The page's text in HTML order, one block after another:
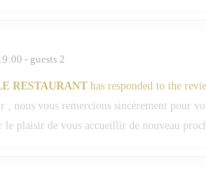
- guests 2
RESTAURANT has responded to the
, nous vous remercions sincèrement pour
le plaisir de vous accueillir de nouveau